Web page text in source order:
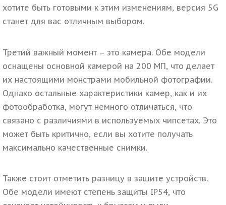
хотите быть готовыми к этим изменениям, версия 5G
станет для вас отличным выбором.
Третий важный момент – это камера. Обе модели
оснащены основной камерой на 200 МП, что делает
их настоящими монстрами мобильной фотографии.
Однако остальные характеристики камер, как и их
фотообработка, могут немного отличаться, что
связано с различиями в используемых чипсетах. Это
может быть критично, если вы хотите получать
максимально качественные снимки.
Также стоит отметить разницу в защите устройств.
Обе модели имеют степень защиты IP54, что